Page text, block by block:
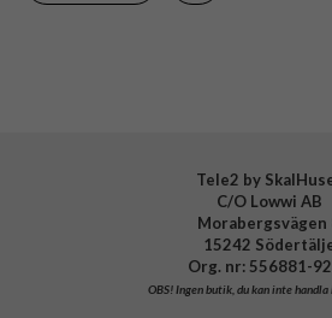
Tele2 by
C/O Lowwi AB
Morabergsvägen
15242
Org. nr: 556881-
OBS!Ingen butik, du kan inte handla